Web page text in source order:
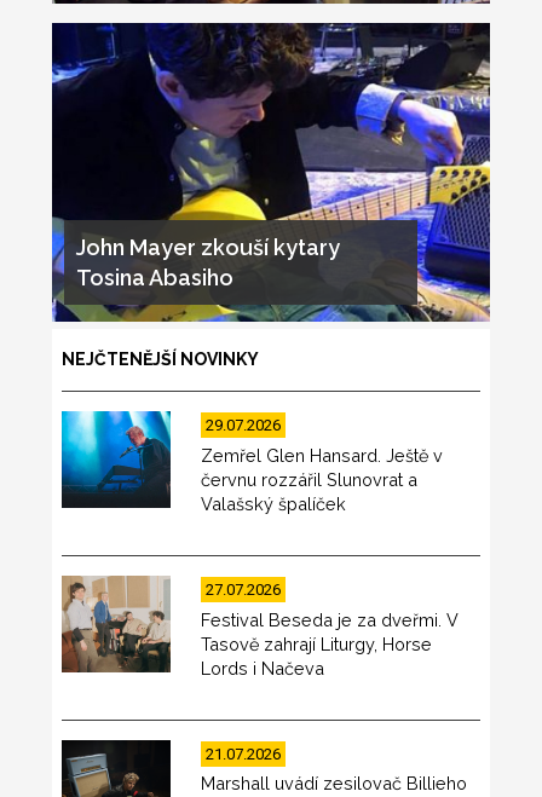
John Mayer zkouší kytary
Tosina Abasiho
NEJČTENĚJŠÍ NOVINKY
29.07.2026
Zemřel Glen Hansard. Ještě v
červnu rozzářil Slunovrat a
Valašský špalíček
27.07.2026
Festival Beseda je za dveřmi. V
Tasově zahrají Liturgy, Horse
Lords i Načeva
21.07.2026
Marshall uvádí zesilovač Billieho